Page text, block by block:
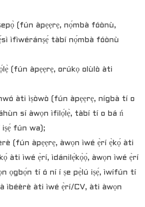
(fún àpẹẹrẹ, nọ́mbà fóònù,
ìfìwéránṣẹ́ tàbí nọ́mbà fóònù
(fún àpẹẹrẹ, orúkọ olùlò àti
àti ìṣòwò (fún àpẹẹrẹ, nígbà tí o
sí àwọn ìfilọ́lẹ̀, tàbí tí o bá ń
iṣẹ́ fún wa);
(fún àpẹẹrẹ, àwọn ìwé ẹ̀rí ẹ̀kọ́ àti
àti ìwé ẹ̀rí, ìdánilẹ́kọ̀ọ́, àwọn ìwé ẹ̀rí
ọgbọ́n tí ó ní í ṣe pẹ̀lú iṣẹ́, ìwífún tí
ìbéèrè àti ìwé ẹ̀rí/CV, àti àwọn